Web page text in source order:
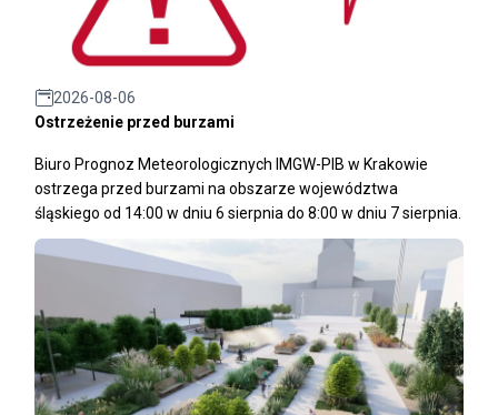
2026-08-06
Ostrzeżenie przed burzami
Biuro Prognoz Meteorologicznych IMGW-PIB w Krakowie
ostrzega przed burzami na obszarze województwa
śląskiego od 14:00 w dniu 6 sierpnia do 8:00 w dniu 7 sierpnia.